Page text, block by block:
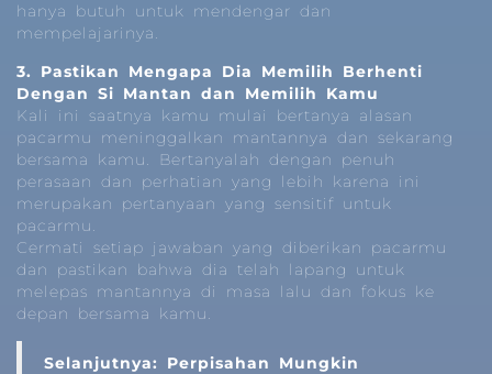
hanya butuh untuk mendengar dan
mempelajarinya.
3. Pastikan Mengapa Dia Memilih Berhenti
Dengan Si Mantan dan Memilih Kamu
Kali ini saatnya kamu mulai bertanya alasan
pacarmu meninggalkan mantannya dan sekarang
bersama kamu. Bertanyalah dengan penuh
perasaan dan perhatian yang lebih karena ini
merupakan pertanyaan yang sensitif untuk
pacarmu.
Cermati setiap jawaban yang diberikan pacarmu
dan pastikan bahwa dia telah lapang untuk
melepas mantannya di masa lalu dan fokus ke
depan bersama kamu.
Selanjutnya: Perpisahan Mungkin